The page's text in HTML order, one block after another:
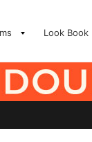
Look Book